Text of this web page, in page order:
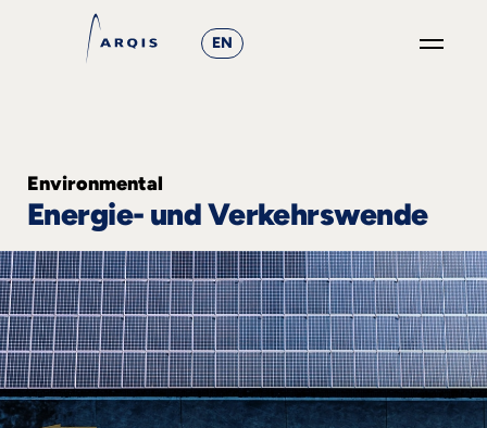
EN
Fokusgruppen
+
News
&
Events
+
Environmental
Energie- und Verkehrswende